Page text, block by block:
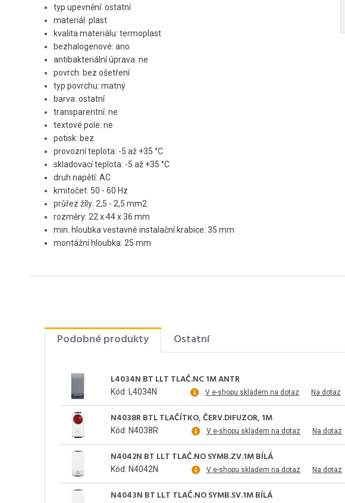
typ upevnění: ostatní
materiál: plast
kvalita materiálu: termoplast
bezhalogenové: ano
antibakteriální úprava: ne
povrch: bez ošetření
typ povrchu: matný
barva: ostatní
transparentní: ne
textové pole: ne
potisk: bez
provozní teplota: -5 až +35 °C
skladovací teplota: -5 až +35 °C
druh napětí: AC
kmitočet: 50 - 60 Hz
průřez žíly: 2,5 - 2,5 mm2
rozměry: 22 x 44 x 36 mm
min. hloubka vestavné instalační krabice: 35 mm
montážní hloubka: 25 mm
Podobné produkty Ostatní
L4034N BT LLT TLAČ.NC 1M ANTR
Kód: L4034N V e-shopu skladem na dotaz Na dotaz
N4038R BTL TLAČÍTKO, ČERV.DIFUZOR, 1M
Kód: N4038R V e-shopu skladem na dotaz Na dotaz
N4042N BT LLT TLAČ.NO SYMB.ZV.1M BÍLÁ
Kód: N4042N V e-shopu skladem na dotaz Na dotaz
N4043N BT LLT TLAČ.NO SYMB.SV.1M BÍLÁ